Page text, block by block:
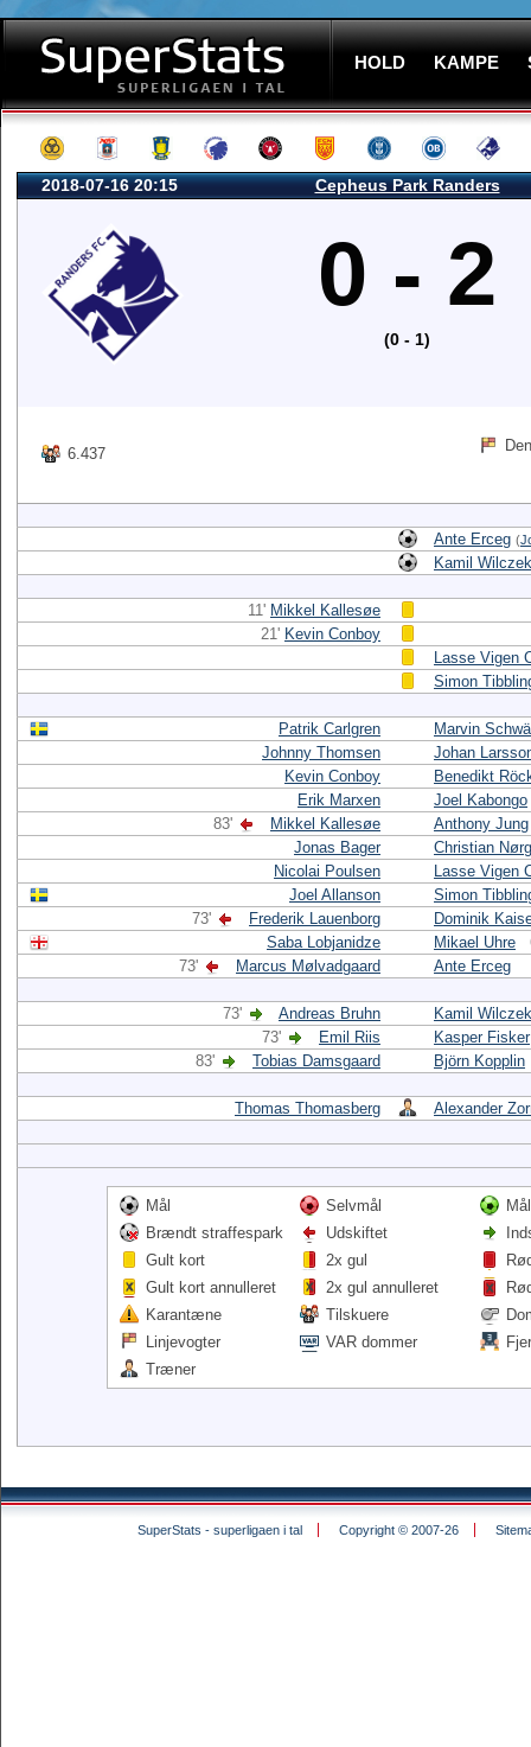
HOLD KAMPE
2018-07-16 20:15 Cepheus Park Randers
0 - 2
(0 - 1)
6.437
Ante Erceg (
Kamil Wilczek
11' Mikkel Kallesøe
21' Kevin Conboy
Lasse Vigen
Simon
Patrik Carlgren
Marvin
Johnny Thomsen
Johan
Kevin Conboy
Benedikt
Erik Marxen
Joel Kabongo
83'
Mikkel Kallesøe
Anthony Jung
Jonas Bager
Christian
Nicolai Poulsen
Lasse Vigen
Joel Allanson
Simon
73'
Frederik Lauenborg
Dominik
Saba Lobjanidze
Mikael Uhre
73'
Marcus Mølvadgaard Ante Erceg
73' Andreas Bruhn
Kamil Wilczek
73'
Emil Riis
Kasper Fisker
83'
Tobias Damsgaard Björn Kopplin
Thomas Thomasberg Alexander
Mål Selvmål
Brændt straffespark
Udskiftet
Gult kort
2x gul
Gult kort annulleret
2x gul annulleret
Karantæne
Tilskuere
Linjevogter
VAR dommer
Træner
SuperStats - superligaen i tal Copyright © 2007-26